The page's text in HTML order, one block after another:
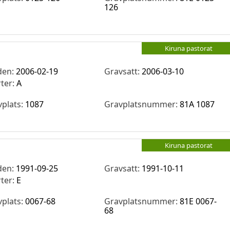
126
Kiruna pastorat
2006-02-19 Gravsatt:2006-03-10
A
1087 Gravplatsnummer: 81A 1087
Kiruna pastorat
1991-09-25 Gravsatt: 1991-10-11
E
0067-68 Gravplatsnummer: 81E 0067-
68